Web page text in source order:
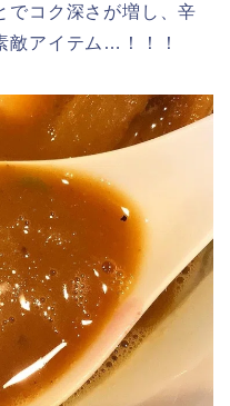
でコク深さが増し、辛
敵アイテム…！！！